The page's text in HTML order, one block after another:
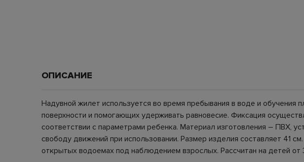
ОПИСАНИЕ
Надувной жилет используется во время пребывания в воде и
поверхности и помогающих удерживать равновесие. Фиксация
соответствии с параметрами ребенка. Материал изготовления – ПВХ,
свободу движений при использовании. Размер изделия составляет 41
открытых водоемах под наблюдением взрослых. Рассчитан на детей